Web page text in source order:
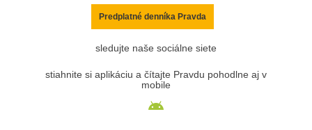
Predplatné denníka Pravda
sledujte naše sociálne siete
stiahnite si aplikáciu a čítajte Pravdu pohodlne aj v
mobile